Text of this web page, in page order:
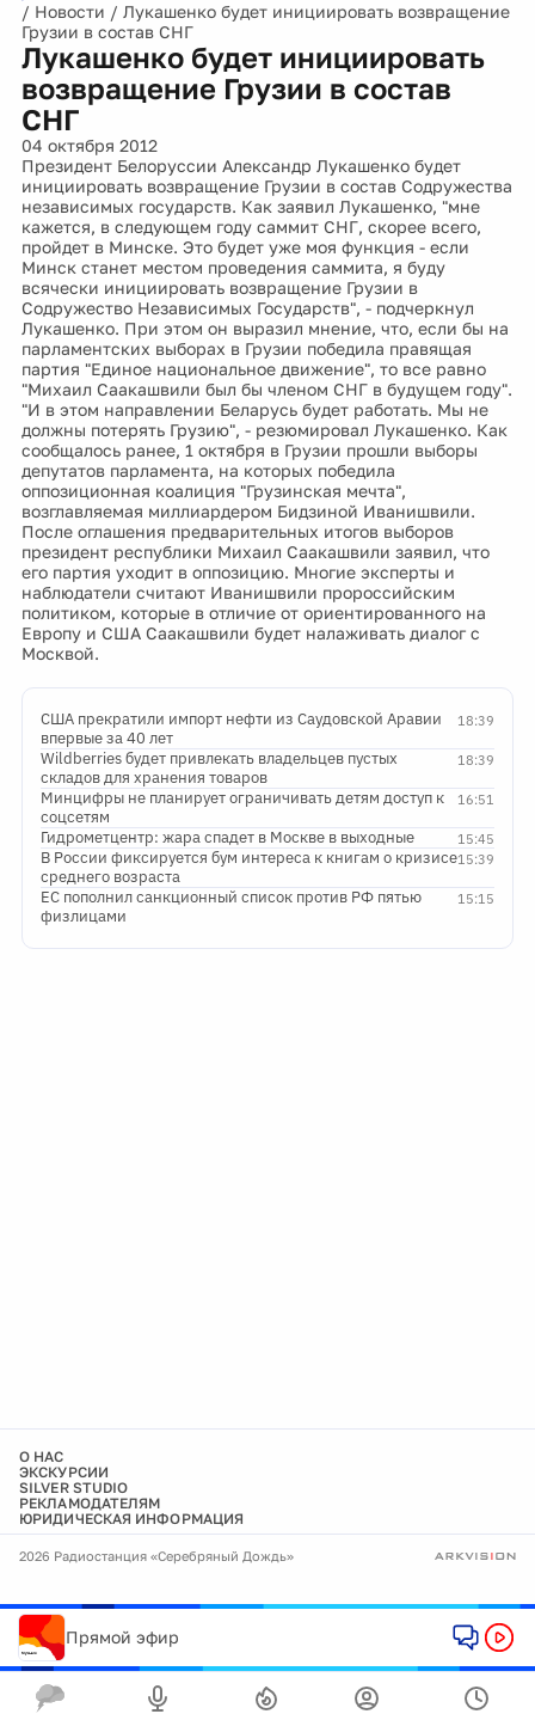
/ Новости / Лукашенко будет инициировать возвращение
Грузии в состав СНГ
Лукашенко будет инициировать
возвращение Грузии в состав
СНГ
04 октября 2012
Президент Белоруссии Александр Лукашенко будет
инициировать возвращение Грузии в состав Содружества
независимых государств. Как заявил Лукашенко, "мне
кажется, в следующем году саммит СНГ, скорее всего,
пройдет в Минске. Это будет уже моя функция - если
Минск станет местом проведения саммита, я буду
всячески инициировать возвращение Грузии в
Содружество Независимых Государств", - подчеркнул
Лукашенко. При этом он выразил мнение, что, если бы на
парламентских выборах в Грузии победила правящая
партия "Единое национальное движение", то все равно
"Михаил Саакашвили был бы членом СНГ в будущем году".
"И в этом направлении Беларусь будет работать. Мы не
должны потерять Грузию", - резюмировал Лукашенко. Как
сообщалось ранее, 1 октября в Грузии прошли выборы
депутатов парламента, на которых победила
оппозиционная коалиция "Грузинская мечта",
возглавляемая миллиардером Бидзиной Иванишвили.
После оглашения предварительных итогов выборов
президент республики Михаил Саакашвили заявил, что
его партия уходит в оппозицию. Многие эксперты и
наблюдатели считают Иванишвили пророссийским
политиком, которые в отличие от ориентированного на
Европу и США Саакашвили будет налаживать диалог с
Москвой.
18:39
США прекратили импорт нефти из Саудовской Аравии
впервые за 40 лет
18:39
Wildberries будет привлекать владельцев пустых
складов для хранения товаров
16:51
Минцифры не планирует ограничивать детям доступ к
соцсетям
15:45
Гидрометцентр: жара спадет в Москве в выходные
15:39
В России фиксируется бум интереса к книгам о кризисе
среднего возраста
15:15
ЕС пополнил санкционный список против РФ пятью
физлицами
О НАС
ЭКСКУРСИИ
SILVER STUDIO
РЕКЛАМОДАТЕЛЯМ
ЮРИДИЧЕСКАЯ ИНФОРМАЦИЯ
2026 Радиостанция «Серебряный Дождь»
Прямой эфир